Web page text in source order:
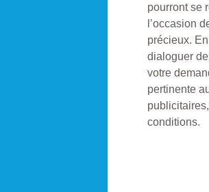
pourront se
l’occasion
précieux.
dialoguer
votre
pertinente
conditions.